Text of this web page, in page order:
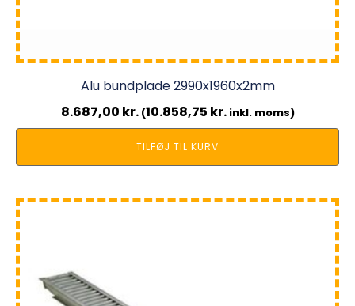
Alu bundplade 2990x1960x2mm
8.687,00 kr. (10.858,75 kr.inkl. moms)
TILFØJ TIL KURV